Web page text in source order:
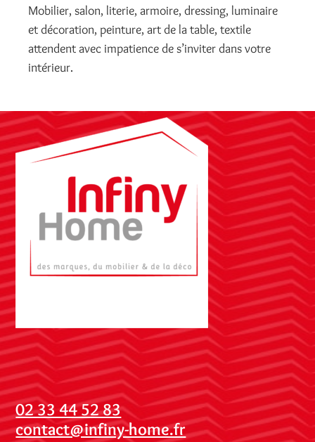
Mobilier, salon, literie, armoire, dressing, luminaire
et décoration, peinture, art de la table, textile
attendent avec impatience de s’inviter dans votre
intérieur.
02 33 44 52 83
contact@infiny-home.fr